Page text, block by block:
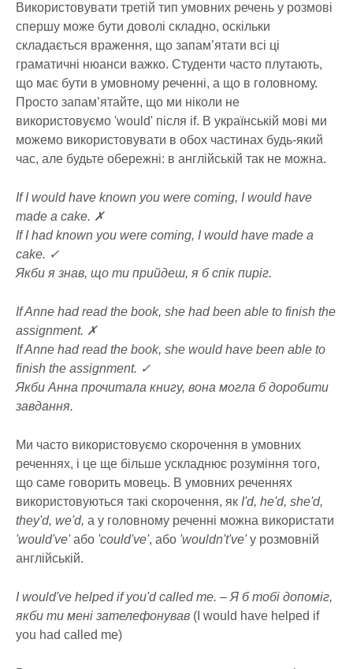
Використовувати третій тип умовних речень у розмові
спершу може бути доволі складно, оскільки
складається враження, що запам’ятати всі ці
граматичні нюанси важко. Студенти часто плутають,
що має бути в умовному реченні, а що в головному.
Просто запам’ятайте, що ми ніколи не
використовуємо 'would' після if. В українській мові ми
можемо використовувати в обох частинах будь-який
час, але будьте обережні: в англійській так не можна.
If I would have known you were coming, I would have
made a cake. ✗
If I had known you were coming, I would have made a
cake. ✓
Якби я знав, що ти прийдеш, я б спік пиріг.
If Anne had read the book, she had been able to finish the
assignment. ✗
If Anne had read the book, she would have been able to
finish the assignment. ✓
Якби Анна прочитала книгу, вона могла б доробити
завдання.
Ми часто використовуємо скорочення в умовних
реченнях, і це ще більше ускладнює розуміння того,
що саме говорить мовець. В умовних реченнях
використовуються такі скорочення, як I'd, he'd, she'd,
they'd, we'd, а у головному реченні можна використати
'would've'або 'could've', або 'wouldn't've'у розмовній
англійській.
I would've helped if you'd called me. – Я б тобі допоміг,
якби ти мені зателефонував (I would have helped if
you had called me)